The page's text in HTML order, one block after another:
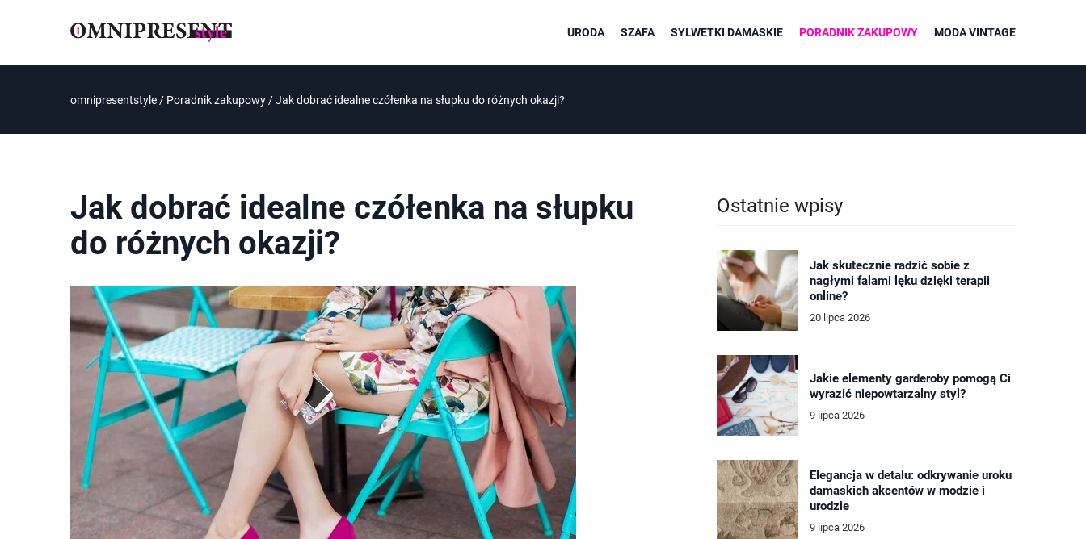
URODA SZAFA SYLWETKI DAMASKIE PORADNIK ZAKUPOWY MODA VINTAGE
omnipresentstyle / Poradnik zakupowy /Jak dobrać idealne czółenka na słupku do różnych okazji?
Jak dobrać idealne czółenka na słupku
do różnych okazji?
Ostatnie wpisy
Jak skutecznie radzić sobie z
nagłymi falami lęku dzięki terapii
online?
20 lipca 2026
Jakie elementy garderoby pomogą Ci
wyrazić niepowtarzalny styl?
9 lipca 2026
Elegancja w detalu: odkrywanie uroku
damaskich akcentów w modzie i
urodzie
9 lipca 2026